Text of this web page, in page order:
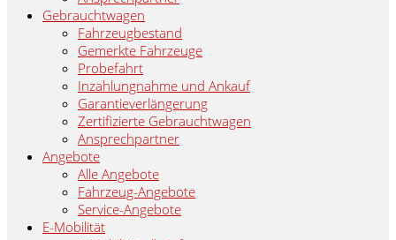
Gebrauchtwagen
Fahrzeugbestand
Gemerkte Fahrzeuge
Probefahrt
Inzahlungnahme und Ankauf
Garantieverlängerung
Zertifizierte Gebrauchtwagen
Ansprechpartner
Angebote
Alle Angebote
Fahrzeug-Angebote
Service-Angebote
E-Mobilität